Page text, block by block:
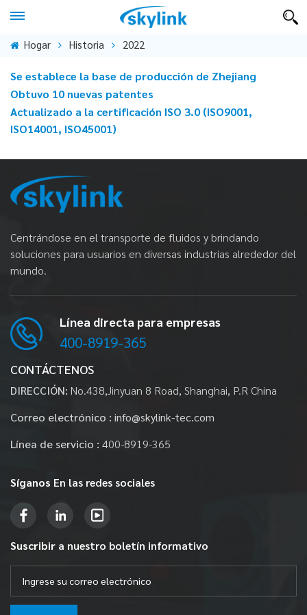
Hogar Historia 2022
Se establece la base de producción de Zhejiang
Obtuvo 10 nuevas patentes
Actualizado a la certificación ISO 3.0 (ISO9001,
ISO14001, ISO45001)
Centrándose en el transporte de fluidos y brindando
soluciones para usuarios en diversas industrias alrededor del
mundo.
Línea directa para empresas
400-8919-365
CONTÁCTENOS
DIRECCIÓN: No.438,Jinyuan 8 Road, Shanghai, P.R China
Correo electrónico : info@skylink-tec.com
Línea de servicio : 400-8919-365
Síganos En las redes sociales
Suscribir a nuestro boletín informativo